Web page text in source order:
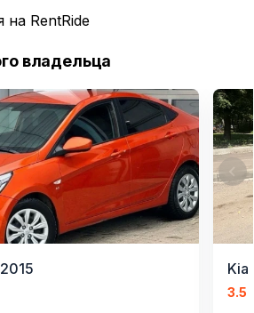
на RentRide
владельца
2015 Kia
3.5